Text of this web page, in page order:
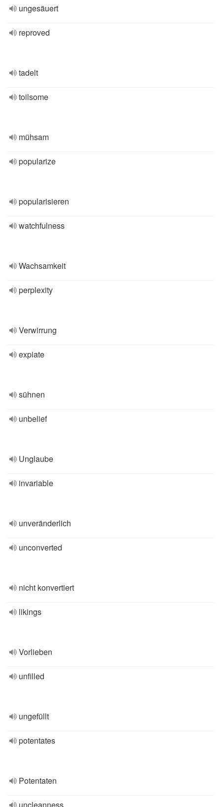
ungesäuert
reproved
tadelt
toilsome
mühsam
popularize
popularisieren
watchfulness
Wachsamkeit
perplexity
Verwirrung
expiate
sühnen
unbelief
Unglaube
invariable
unveränderlich
unconverted
nicht konvertiert
likings
Vorlieben
unfilled
ungefüllt
potentates
Potentaten